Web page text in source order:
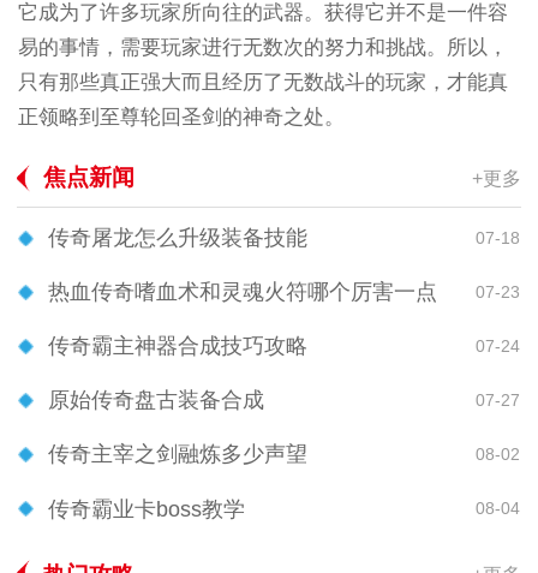
它成为了许多玩家所向往的武器。获得它并不是一件容
易的事情，需要玩家进行无数次的努力和挑战。所以，
只有那些真正强大而且经历了无数战斗的玩家，才能真
正领略到至尊轮回圣剑的神奇之处。
焦点新闻 +更多
传奇屠龙怎么升级装备技能 07-18
热血传奇嗜血术和灵魂火符哪个厉害一点 07-23
传奇霸主神器合成技巧攻略 07-24
原始传奇盘古装备合成 07-27
传奇主宰之剑融炼多少声望 08-02
传奇霸业卡boss教学 08-04